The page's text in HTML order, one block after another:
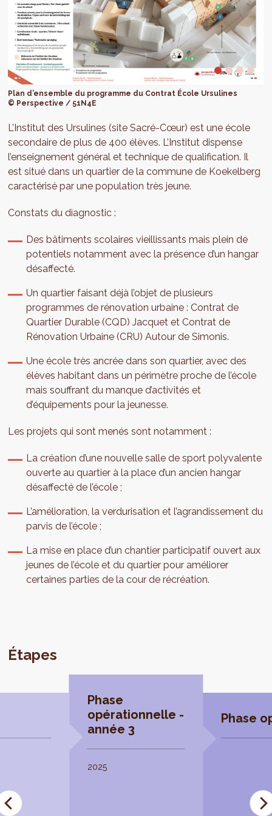
Plan d’ensemble du programme du Contrat École Ursulines
© Perspective / 51N4E
L’Institut des Ursulines (site Sacré-Cœur) est une école
secondaire de plus de 400 élèves. L’Institut dispense
l’enseignement général et technique de qualification. Il
est situé dans un quartier de la commune de Koekelberg
caractérisé par une population très jeune.
Constats du diagnostic :
Des bâtiments scolaires vieillissants mais plein de
potentiels notamment avec la présence d’un hangar
désaffecté.
Un quartier faisant déjà l’objet de plusieurs
programmes de rénovation urbaine : Contrat de
Quartier Durable (CQD) Jacquet et Contrat de
Rénovation Urbaine (CRU) Autour de Simonis.
Une école très ancrée dans son quartier, avec des
élèves habitant dans un périmètre proche de l’école
mais souffrant du manque d’activités et
d’équipements pour la jeunesse.
Les projets qui sont menés sont notamment :
La création d’une nouvelle salle de sport polyvalente
ouverte au quartier à la place d’un ancien hangar
désaffecté de l’école ;
L’amélioration, la verdurisation et l’agrandissement du
parvis de l’école ;
La mise en place d’un chantier participatif ouvert aux
jeunes de l’école et du quartier pour améliorer
certaines parties de la cour de récréation.
Étapes
Phase
opérationnelle -
année 3
2025
Phase